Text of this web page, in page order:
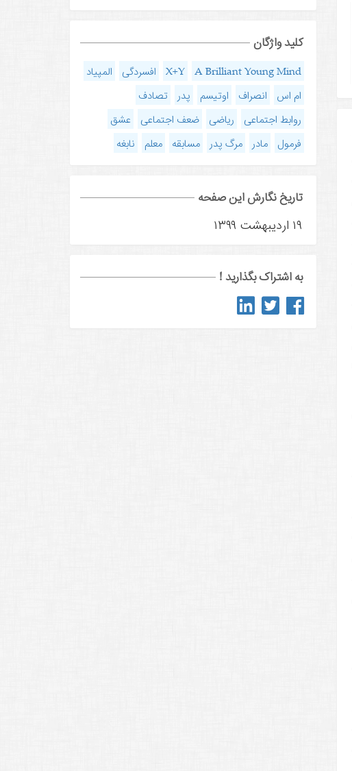
کلید واژگان
A Brilliant Young Mind
X+Y افسردگی
المپیاد
ام اس
انصراف اوتیسم پدر
تصادف
روابط اجتماعی
ریاضی ضعف اجتماعی
عشق
فرمول
مادر مرگ پدر مسابقه معلم نابغه
تاریخ نگارش این صفحه
۱۹ اردیبهشت ۱۳۹۹
به اشتراک بگذارید !